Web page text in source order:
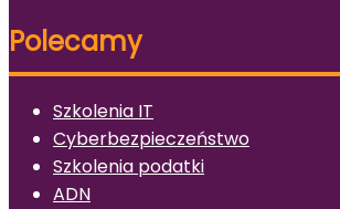
Polecamy
Szkolenia IT
Cyberbezpieczeństwo
Szkolenia podatki
ADN